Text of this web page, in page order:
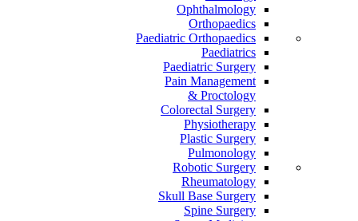
Ophthalmology
Orthopaedics
Paediatric Orthopaedics
Paediatrics
Paediatric Surgery
Pain Management
Proctology &
Colorectal Surgery
Physiotherapy
Plastic Surgery
Pulmonology
Robotic Surgery
Rheumatology
Skull Base Surgery
Spine Surgery